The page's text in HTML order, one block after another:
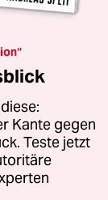
Kante gegen
Teste jetzt